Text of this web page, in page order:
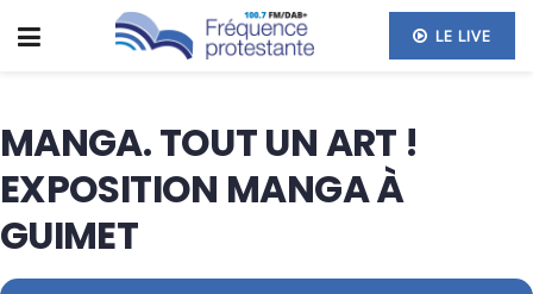
LE LIVE
MANGA. TOUT UN ART !
EXPOSITION MANGA À
GUIMET